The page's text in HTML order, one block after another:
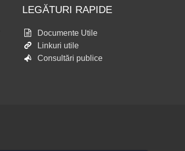
LEGĂTURI RAPIDE
Documente Utile
Linkuri utile
Consultări publice